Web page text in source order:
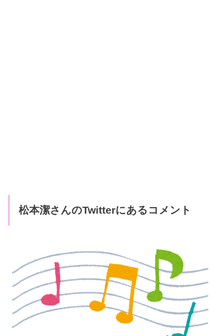
松本潔さんのTwitterにあるコメント